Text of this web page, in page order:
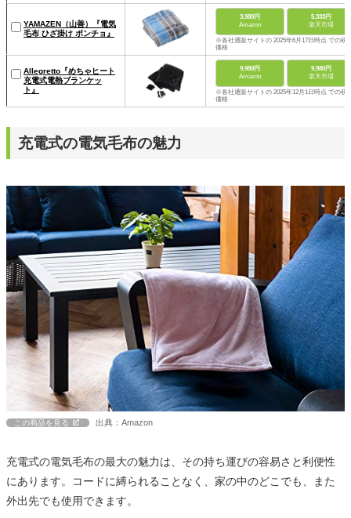
YAMAZEN（山善）『電気
毛布 ひざ掛け ポンチョ』
3,980円
Amazon
5,333円
楽天市場
※各社通販サイトの 2025年6月17日時点 での税
価格
Allegretto『めちゃヒート
充電式電熱ブランケッ
ト』
9,980円
Amazon
9,980円
楽天市場
※各社通販サイトの 2025年12月1日時点 での税
価格
充電式の電気毛布の魅力
この商品を見る 出典：Amazon
充電式の電気毛布の最大の魅力は、その持ち運びの容易さと利便性
にあります。コードに縛られることなく、家の中のどこでも、また
外出先でも使用できます。